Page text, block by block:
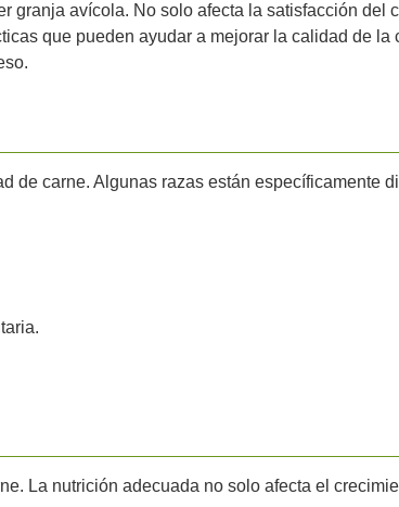
avícola. No solo afecta la satisfacción del
que pueden ayudar a mejorar la calidad de la
de carne. Algunas razas están específicamente
La nutrición adecuada no solo afecta el